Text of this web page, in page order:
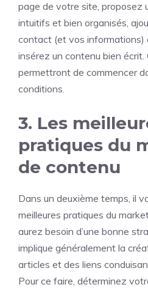
page de votre site, proposez
intuitifs et bien organisés,
contact (et vos informations)
insérez un contenu bien écrit.
permettront de commencer
conditions.
3. Les
pratiques du
de contenu
Dans un deuxième temps, il
meilleures pratiques du
aurez besoin d’une bonne
implique généralement la
articles et des liens
Pour ce faire, déterminez